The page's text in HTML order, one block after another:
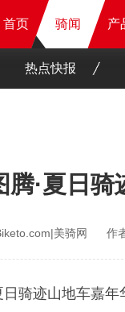
产
首页 骑闻 产
首页 骑闻 产
首页 骑闻 产
热点快报
·夏日骑
美骑网 作
骑迹山地车嘉